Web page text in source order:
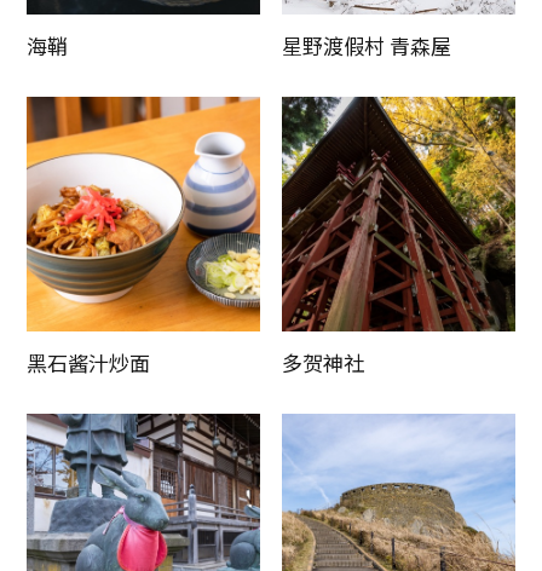
海鞘 星野渡假村 青森屋
黑石酱汁炒面 多贺神社